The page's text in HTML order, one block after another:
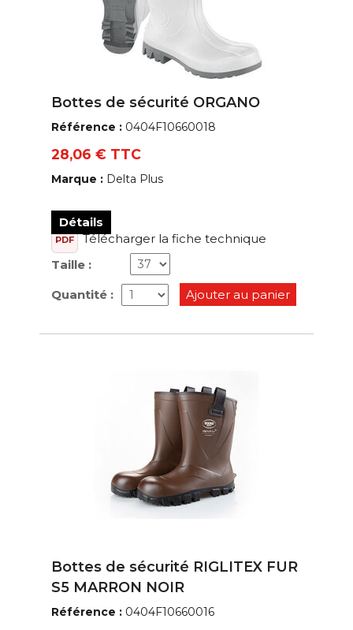
Bottes de sécurité ORGANO
Référence : 0404F10660018
28,06 € TTC
Marque : Delta Plus
Détails
PDF
Télécharger la fiche technique
Taille :
Quantité : Ajouter au panier
Bottes de sécurité RIGLITEX FUR
S5 MARRON NOIR
Référence : 0404F10660016